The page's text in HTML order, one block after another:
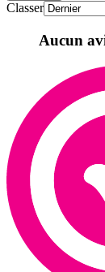
Classer
Aucun